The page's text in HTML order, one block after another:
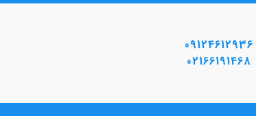
09124612936
02166191468